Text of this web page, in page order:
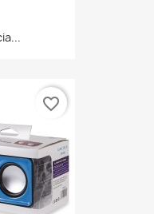
favorite_border